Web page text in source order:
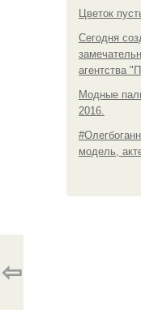
Цветок
Сегодня
агентства
Модные
2016.
модель,
⇦